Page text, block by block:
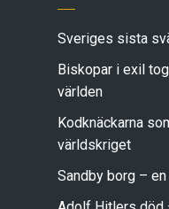
Sveriges sista
Biskopar i exil
världen
Kodknäckarna
världskriget
Sandby borg –